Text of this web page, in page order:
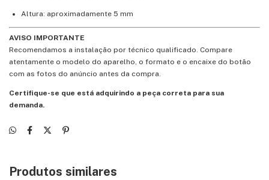
Altura: aproximadamente 5 mm
AVISO IMPORTANTE
Recomendamos a instalação por técnico qualificado. Compare
atentamente o modelo do aparelho, o formato e o encaixe do botão
com as fotos do anúncio antes da compra.
Certifique-se que está adquirindo a peça correta para sua
demanda.
Produtos similares